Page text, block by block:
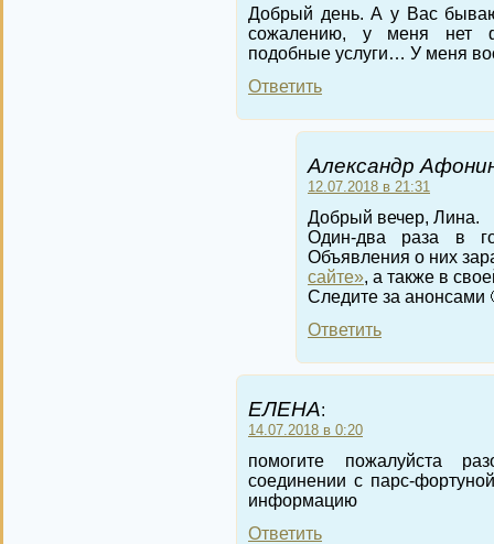
Добрый день. А у Вас
сожалению, у меня нет
подобные услуги… У меня
Ответить
Александр
12.07.2018 в 21:31
Добрый вечер, Лина.
Один-два раза в
Объявления о них
сайте», а также в
Следите за анонсами
Ответить
ЕЛЕНА:
14.07.2018 в 0:20
помогите пожалуйста
соединении с парс-
информацию
Ответить